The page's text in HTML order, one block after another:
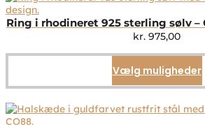
Ring i rhodineret 925 sterling sølv –
kr. 975,00
Vælg muligheder